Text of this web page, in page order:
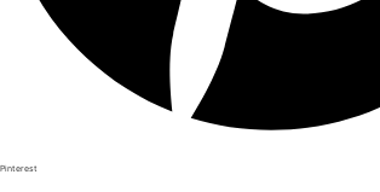
Pinterest